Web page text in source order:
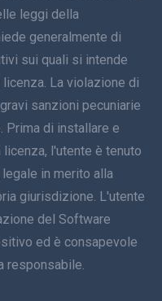
leggi della
generalmente di
sui quali si intende
La violazione di
sanzioni pecuniarie
Prima di installare e
l'utente è tenuto
in merito alla
giurisdizione. L'utente
del Software
ed è consapevole
responsabile.